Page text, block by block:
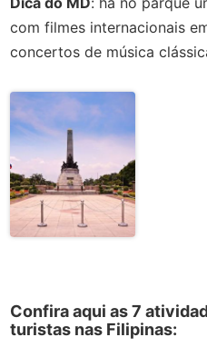
com filmes internacionais
concertos de música
Confira aqui as 7
turistas nas Filipinas: